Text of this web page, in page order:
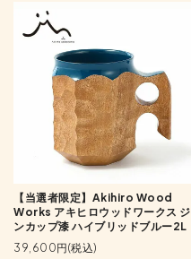
【当選者限定】Akihiro Wood
Works アキヒロウッドワークス ジ
ンカップ漆 ハイブリッドブルー2L
39,600円(税込)